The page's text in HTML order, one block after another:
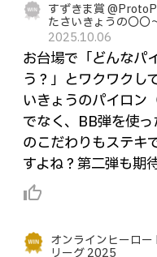
すずきま賞
たさいきょうの〇〇
2025.10.06
お台場で「どんなパ
う？」とワクワクし
いきょうのパイロン
でなく、BB弾を使
のこだわりもステキ
すよね？第二弾も期
thumb_up_alt
オンラインヒーロー
リーグ 2025